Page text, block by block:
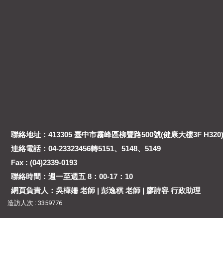
聯絡地址：413305 臺中市霧峰區柳豐路500號(健康大樓3F H320)
連絡電話：04-23323456轉5151、5148、5149
Fax : (04)2339-0193
聯絡時間：週一至週五 8：00-17：10
網頁負責人：吳樺姍 老師 | 彭逸稘 老師 | 廖詩容 行政助理
造訪人次 : 3359776